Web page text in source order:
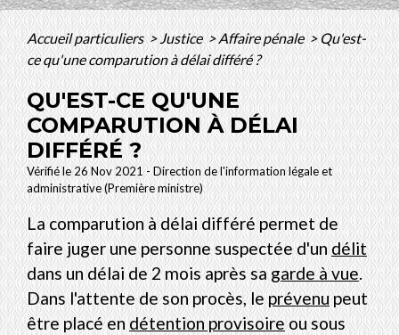
Accueil particuliers>Justice>Affaire pénale> Qu'est-
ce qu'une comparution à délai différé ?
QU'EST-CE QU'UNE
COMPARUTION À DÉLAI
DIFFÉRÉ ?
Vérifié le 26 Nov 2021 - Direction de l'information légale et
administrative (Première ministre)
La comparution à délai différé permet de
faire juger une personne suspectée d'undélit
dans un délai de 2 mois après sagarde à vue.
Dans l'attente de son procès, leprévenupeut
être placé endétention provisoireou sous